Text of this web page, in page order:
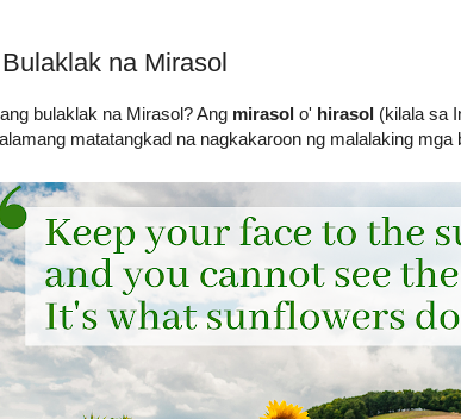
na Mirasol
bulaklak na Mirasol? Ang mirasol o' hirasol (kilala sa
matatangkad na nagkakaroon ng malalaking